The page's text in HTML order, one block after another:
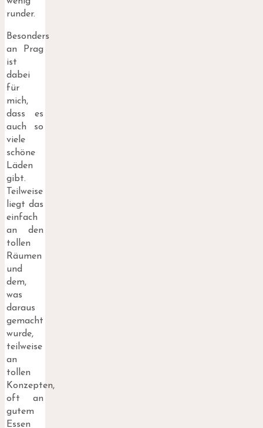
runder.
Besonders
an Prag
ist
dabei
für
mich,
dass es
auch so
viele
schöne
Läden
gibt.
Teilweise
liegt das
einfach
an den
tollen
Räumen
und
dem,
was
daraus
gemacht
wurde,
teilweise
an
tollen
Konzepten,
oft an
gutem
Essen